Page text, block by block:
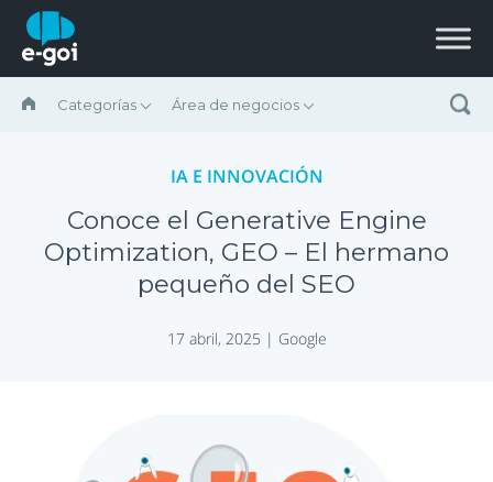
Saltar al contenido
Categorías Área de negocios
IA E INNOVACIÓN
Conoce el Generative Engine
Optimization, GEO – El hermano
pequeño del SEO
17 abril, 2025 | Google